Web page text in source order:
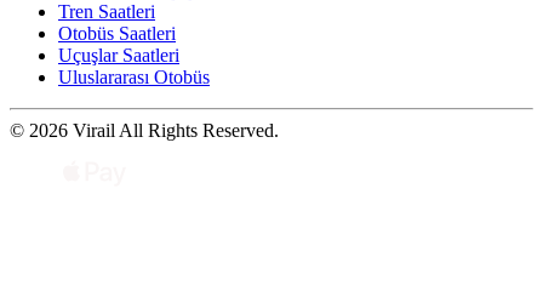
Tren Saatleri
Otobüs Saatleri
Uçuşlar Saatleri
Uluslararası Otobüs
© 2026 Virail All Rights Reserved.